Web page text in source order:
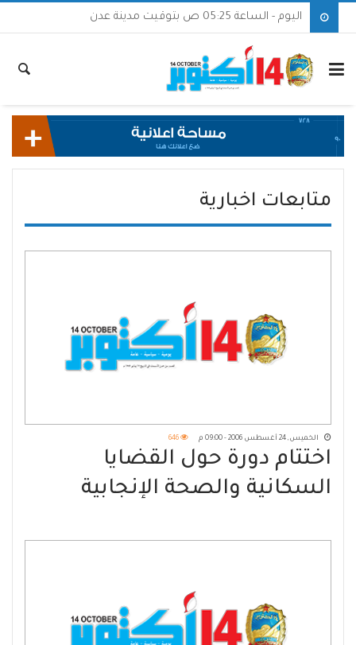
اليوم - الساعة 05:25 ص بتوقيت مدينة عدن
متابعات اخبارية
الخميس, 24 أغسطس 2006 - 09:00 م 646
اختتام دورة حول القضايا
السكانية والصحة الإنجابية